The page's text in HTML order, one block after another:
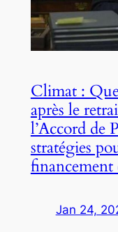
Climat :
après le
l’Accord de
stratégies
Jan 24,